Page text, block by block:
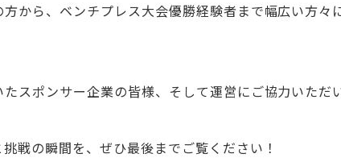
から、ベンチプレス大会優勝経験者まで幅広い方
スポンサー企業の皆様、そして運営にご協力いただ
戦の瞬間を、ぜひ最後までご覧ください！